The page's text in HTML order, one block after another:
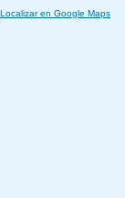
Localizar en Google Maps